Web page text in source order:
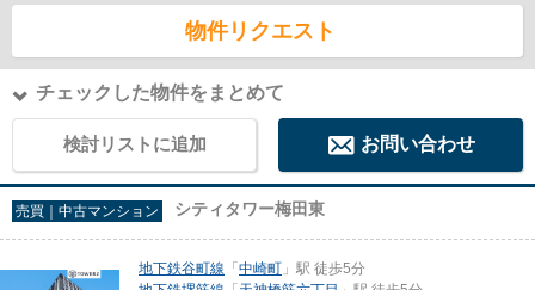
物件リクエスト
チェックした物件をまとめて
検討リストに追加 お問い合わせ
売買｜中古マンション シティタワー梅田東
地下鉄谷町線 「 中崎町 」駅 徒歩5分